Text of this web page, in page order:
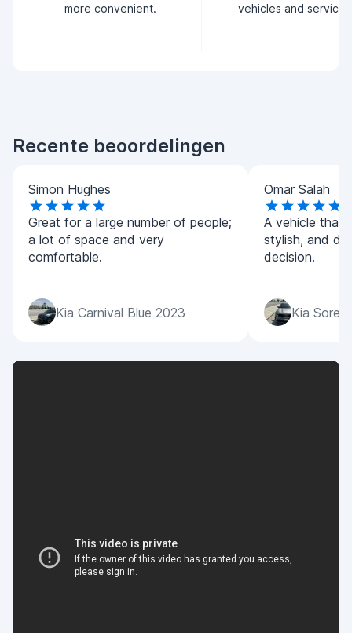
more convenient. vehicles and service.
Recente beoordelingen
Simon Hughes
Great for a large number of people;
a lot of space and very
comfortable.
Kia Carnival Blue 2023
Omar Salah
A vehicle that
stylish, and
decision.
Kia